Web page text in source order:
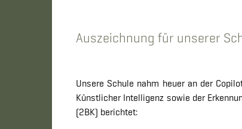
Auszeichnung für unserer
Unsere Schule nahm heuer an der
Künstlicher Intelligenz sowie der
(2BK) berichtet: